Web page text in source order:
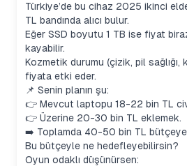
Türkiye’de bu cihaz 2025 ikinci
TL bandında alıcı bulur.
Eğer SSD boyutu 1 TB ise fiyat
kayabilir.
Kozmetik durumu (çizik, pil
fiyata etki eder.
📌 Senin planın şu:
👉 Mevcut laptopu 18-22 bin TL
👉 Üzerine 20-30 bin TL eklemek.
➡️ Toplamda 40-50 bin TL bütçeye
Bu bütçeyle ne hedefleyebilirsin?
Oyun odaklı düşünürsen: